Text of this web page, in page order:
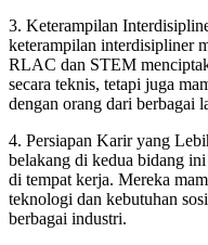
3. Keterampilan
keterampilan interdisipliner
RLAC dan STEM
secara teknis, tetapi juga
dengan orang dari berbagai
4. Persiapan Karir yang
belakang di kedua bidang
di tempat kerja. Mereka
teknologi dan kebutuhan
berbagai industri.